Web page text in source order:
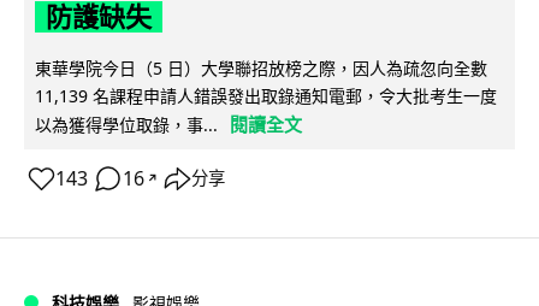
防護缺失
東華學院今日（5 日）大學聯招放榜之際，因人為疏忽向全數
11,139 名課程申請人錯誤發出取錄通知電郵，令大批考生一度
以為獲得學位取錄，事...
閱讀全文
143 16 ↗ 分享